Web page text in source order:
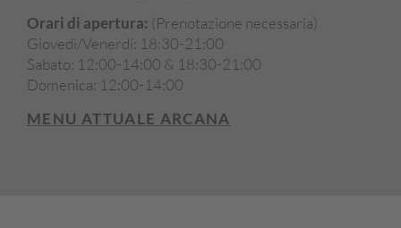
Orari di apertura: (Prenotazione necessaria)
Giovedì/Venerdí: 18:30-21:00
Sabato: 12:00-14:00 & 18:30-21:00
Domenica: 12:00-14:00
MENU ATTUALE ARCANA